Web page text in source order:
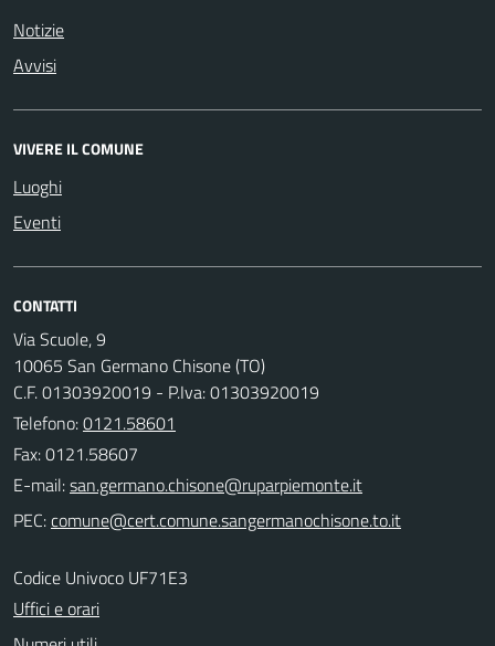
Notizie
Avvisi
VIVERE IL COMUNE
Luoghi
Eventi
CONTATTI
Via Scuole, 9
10065 San Germano Chisone (TO)
C.F. 01303920019 - P.Iva: 01303920019
Telefono:0121.58601
Fax: 0121.58607
E-mail:
PEC:
Codice Univoco UF71E3
Uffici e orari